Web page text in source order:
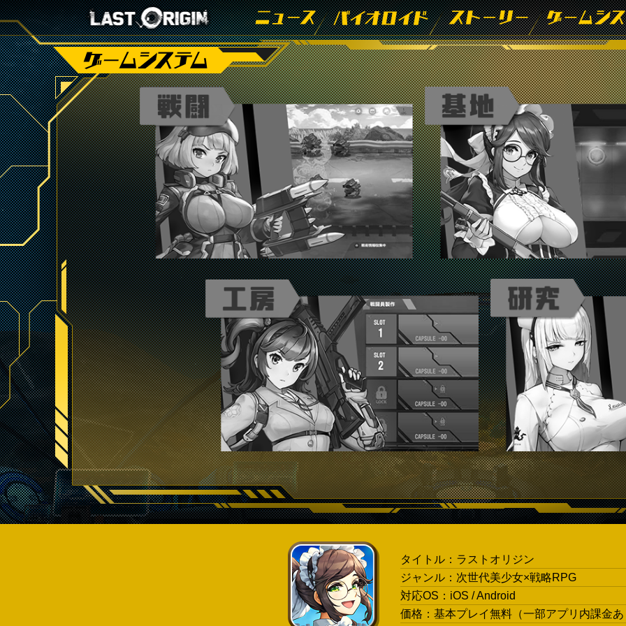
タイトル：ラストオリジン
ジャンル：次世代美少女×戦略RPG
対応OS：iOS / Android
価格：基本プレイ無料（一部アプリ内課金